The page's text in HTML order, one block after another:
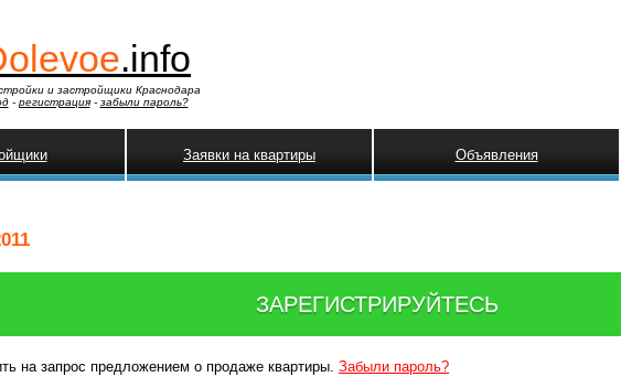
.info
и застройщики Краснодара
- регистрация- забыли пароль?
Заявки на квартиры Объявления
ЗАРЕГИСТРИРУЙТЕСЬ
на запрос предложением о продаже квартиры.Забыли пароль?